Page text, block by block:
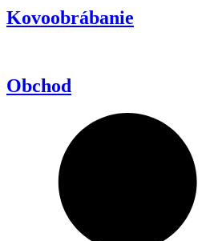
Kovoobrábanie
Obchod